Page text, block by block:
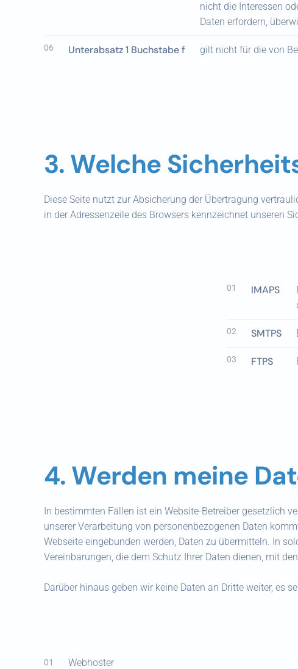
nicht die Interessen
Daten erfordern,
06 Unterabsatz 1 Buchstabe f gilt nicht für die von
3. Welche
Diese Seite nutzt zur Absicherung der Übertragung
in der Adressenzeile des Browsers kennzeichnet unseren
01 IMAPS
02 SMTPS
03 FTPS
4. Werden meine
In bestimmten Fällen ist ein Website-Betreiber gesetzlich
unserer Verarbeitung von personenbezogenen Daten
Webseite eingebunden werden, Daten zu übermitteln. In
Vereinbarungen, die dem Schutz Ihrer Daten dienen, mit
Darüber hinaus geben wir keine Daten an Dritte weiter, es
01 Webhoster